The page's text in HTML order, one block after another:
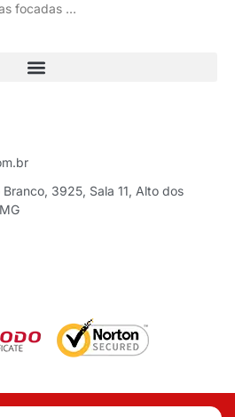
focadas …
3925, Sala 11, Alto dos